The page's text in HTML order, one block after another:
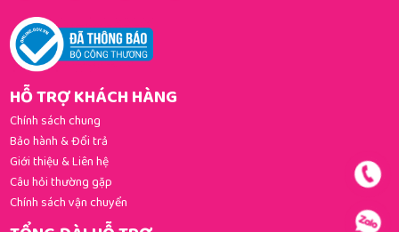
HỖ TRỢ KHÁCH HÀNG
Chính sách chung
Bảo hành & Đổi trả
Giới thiệu & Liên hệ
Câu hỏi thường gặp
Chính sách vận chuyển